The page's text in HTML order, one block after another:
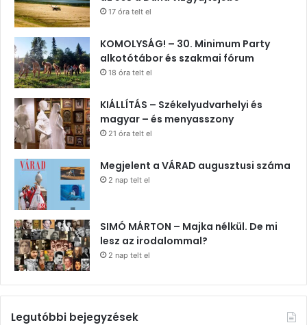
17 óra telt el
KOMOLYSÁG! – 30. Minimum Party
alkotótábor és szakmai fórum
18 óra telt el
KIÁLLÍTÁS – Székelyudvarhelyi és
magyar – és menyasszony
21 óra telt el
Megjelent a VÁRAD augusztusi száma
2 nap telt el
SIMÓ MÁRTON – Majka nélkül. De mi
lesz az irodalommal?
2 nap telt el
Legutóbbi bejegyzések